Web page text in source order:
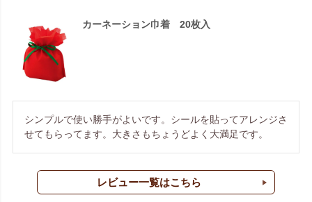
カーネーション巾着 20枚入
シンプルで使い勝手がよいです。シールを貼ってアレンジさ
せてもらってます。大きさもちょうどよく大満足です。
レビュー一覧はこちら